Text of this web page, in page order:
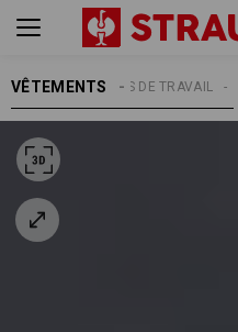
VÊTEMENTSPANTALONS DE TRAVAIL